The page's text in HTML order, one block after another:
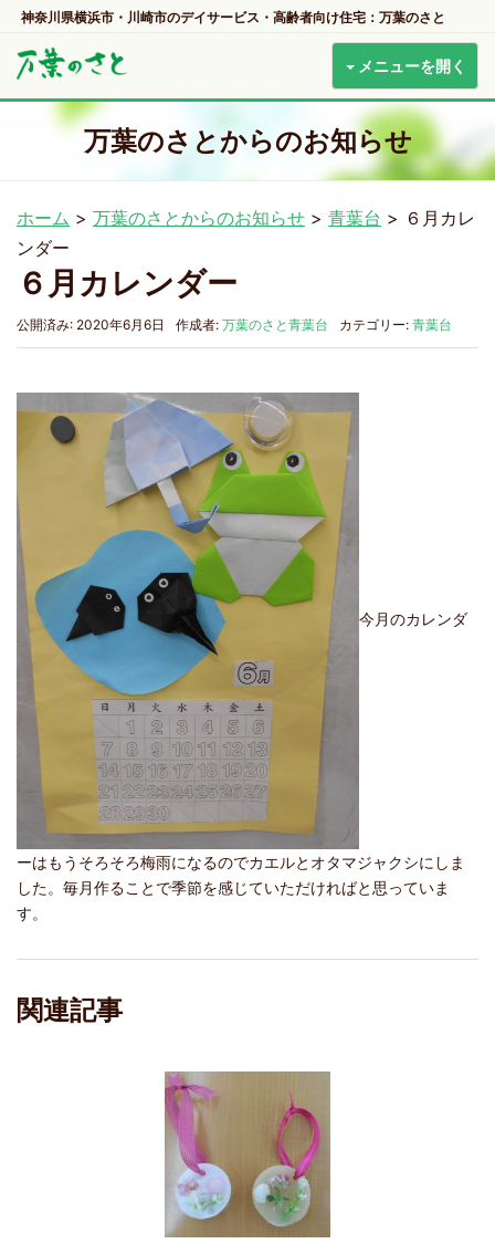
神奈川県横浜市・川崎市のデイサービス・高齢者向け住宅：万葉のさと
メニューを開く
万葉のさとからのお知らせ
ホーム > 万葉のさとからのお知らせ > 青葉台 > ６月カレ
ンダー
６月カレンダー
公開済み: 2020年6月6日 作成者: 万葉のさと青葉台 カテゴリー: 青葉台
今月のカレンダ
ーはもうそろそろ梅雨になるのでカエルとオタマジャクシにしま
した。毎月作ることで季節を感じていただければと思っていま
す。
関連記事